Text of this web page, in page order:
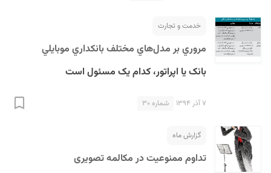
خدمت و تجارت
مروري بر مدل‌هاي مختلف بانکداري موبايلي
بانک یا اپراتور، کدام یک مسئول است
۷ آذر ۱۳۹۴ شماره ۳۰
گزارش ماه
تداوم ممنوعیت در مکالمه تصویری